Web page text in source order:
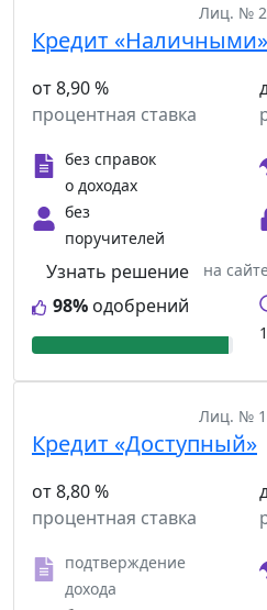
Лиц. №
Кредит «Наличными»
от 8,90 %
процентная ставка
без справок
о доходах
без
поручителей
98% одобрений
Узнать решение
на
Лиц. №
Кредит «Доступный»
от 8,80 %
процентная ставка
подтверждение
дохода